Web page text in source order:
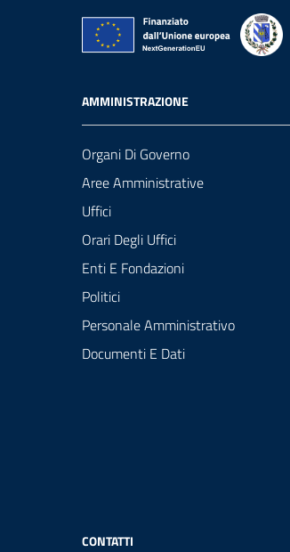
AMMINISTRAZIONE
Organi Di Governo
Aree Amministrative
Uffici
Orari Degli Uffici
Enti E Fondazioni
Politici
Personale Amministrativo
Documenti E Dati
CONTATTI